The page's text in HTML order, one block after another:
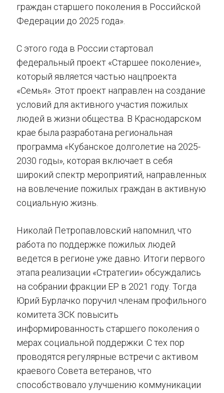
граждан старшего поколения в Российской
Федерации до 2025 года».
С этого года в России стартовал
федеральный проект «Старшее поколение»,
который является частью нацпроекта
«Семья». Этот проект направлен на создание
условий для активного участия пожилых
людей в жизни общества. В Краснодарском
крае была разработана региональная
программа «Кубанское долголетие на 2025-
2030 годы», которая включает в себя
широкий спектр мероприятий, направленных
на вовлечение пожилых граждан в активную
социальную жизнь.
Николай Петропавловский напомнил, что
работа по поддержке пожилых людей
ведется в регионе уже давно. Итоги первого
этапа реализации «Стратегии» обсуждались
на собрании фракции ЕР в 2021 году. Тогда
Юрий Бурлачко поручил членам профильного
комитета ЗСК повысить
информированность старшего поколения о
мерах социальной поддержки. С тех пор
проводятся регулярные встречи с активом
краевого Совета ветеранов, что
способствовало улучшению коммуникации